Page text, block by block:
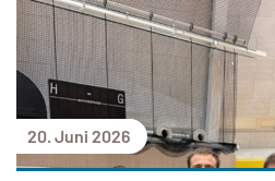
20. Juni 2026